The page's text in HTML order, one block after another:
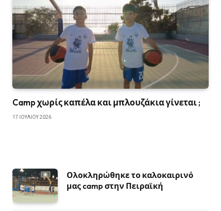
Camp χωρίς καπέλα και μπλουζάκια γίνεται ;
17 ΙΟΥΛΊΟΥ 2026
Ολοκληρώθηκε το καλοκαιρινό
μας camp στην Πειραϊκή